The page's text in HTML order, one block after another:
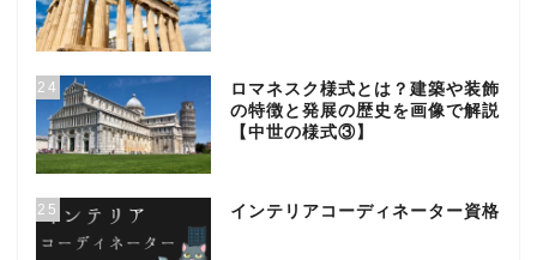
24
ロマネスク様式とは？建築や装飾
の特徴と発展の歴史を画像で解説
【中世の様式③】
25 インテリアコーディネーター資格